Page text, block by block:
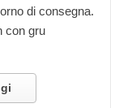
di consegna.
con gru